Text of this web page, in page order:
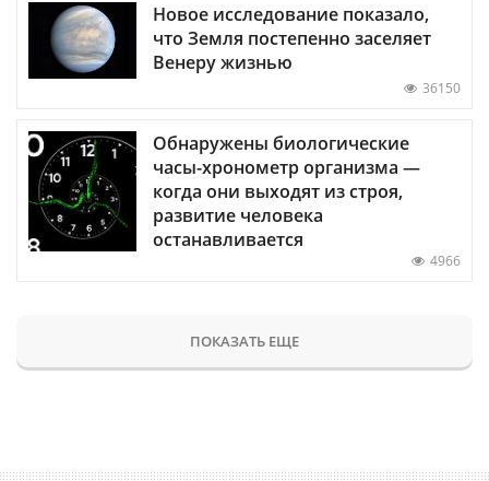
Новое исследование показало,
что Земля постепенно заселяет
Венеру жизнью
36150
Обнаружены биологические
часы-хронометр организма —
когда они выходят из строя,
развитие человека
останавливается
4966
ПОКАЗАТЬ ЕЩЕ